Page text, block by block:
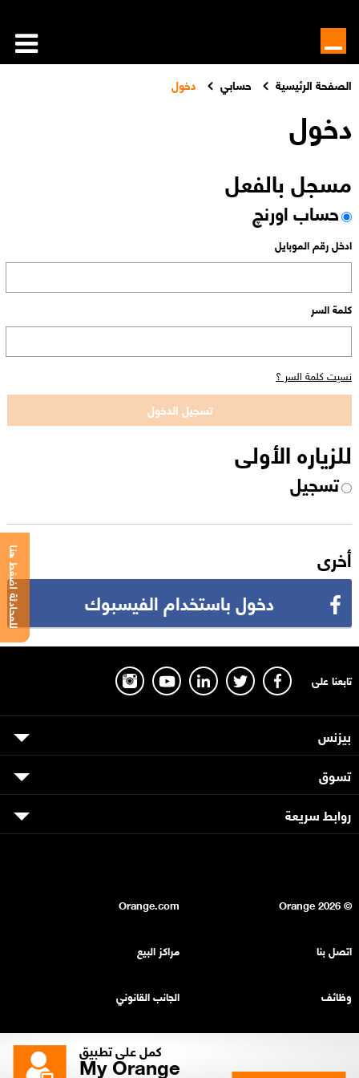
كمل على تطبيق
My Orange
الصفحة الرئيسية حسابي دخول
دخول
مسجل بالفعل
حساب اورنچ
ادخل رقم الموبايل
كلمة السر
نسيت كلمة السر ؟
للزياره الأولى
تسجيل
أخرى
دخول باستخدام الفيسبوك
للمحادثة اضغط هنا
تابعنا على
بيزنس
تسوق
روابط سريعة
© Orange
2026
Orange.com
اتصل بنا مراكز البيع
وظائف الجانب القانوني